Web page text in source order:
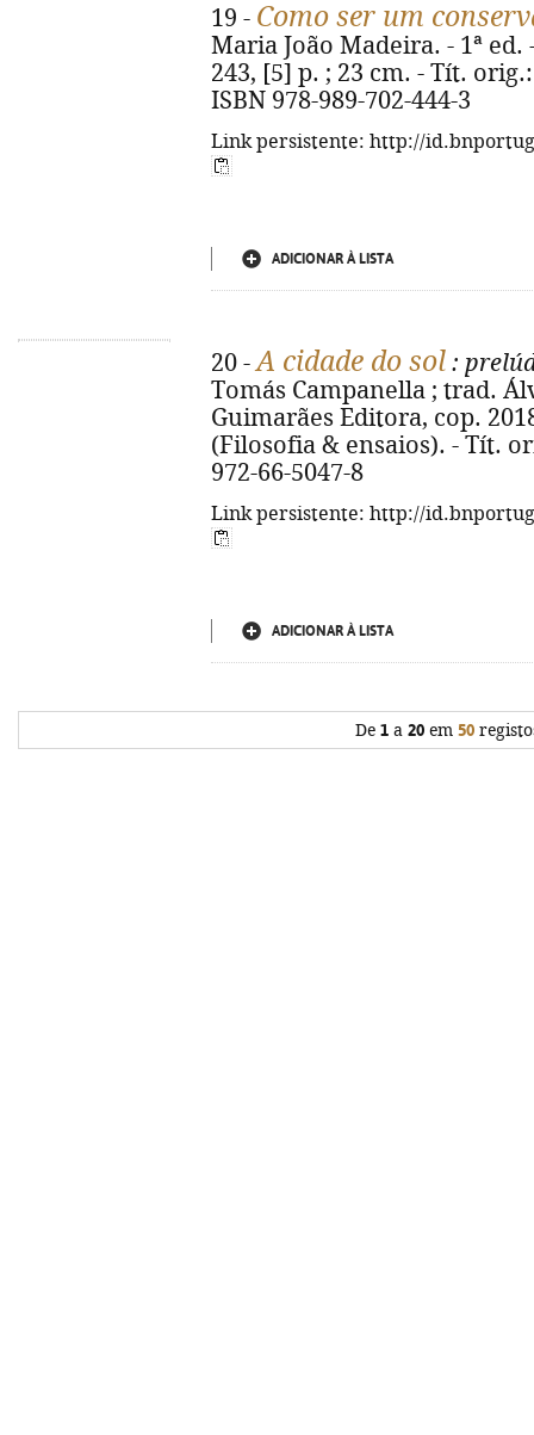
19 - Como ser um
Maria João Madeira. - 1ª ed.
243, [5] p. ; 23 cm. - Tít.
ISBN 978-989-702-444-3
Link persistente: http://
ADICIONAR À LISTA
20 -A cidade do sol :
Tomás Campanella ; trad.
Guimarães Editora, cop.
(Filosofia & ensaios). - Tít.
972-66-5047-8
Link persistente: http://
ADICIONAR À LISTA
De 1a 20em 50